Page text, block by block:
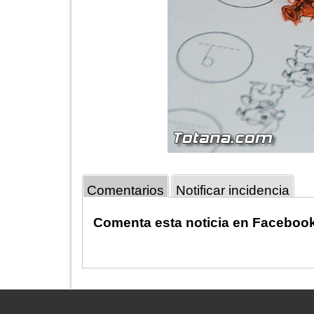
Comentarios Notificar incidencia
Comenta esta noticia en